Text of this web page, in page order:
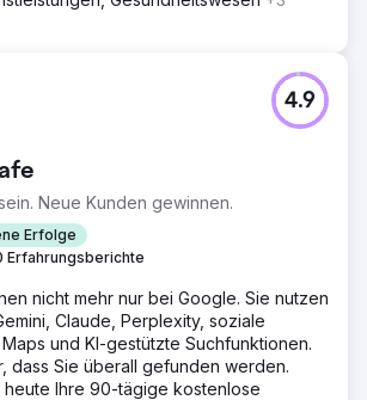
Neue Kunden gewinnen.
Erfolge
Erfahrungsberichte
4.9
nicht mehr nur bei Google. Sie nutzen
Claude, Perplexity, soziale
und KI-gestützte Suchfunktionen.
dass Sie überall gefunden werden.
heute Ihre 90-tägige kostenlose